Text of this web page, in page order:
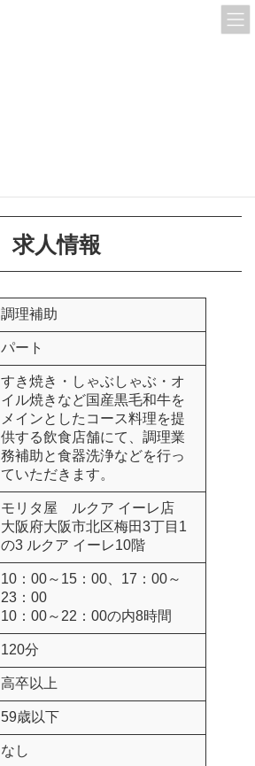
求人情報
調理補助
パート
すき焼き・しゃぶしゃぶ・オ
イル焼きなど国産黒毛和牛を
メインとしたコース料理を提
供する飲食店舗にて、調理業
務補助と食器洗浄などを行っ
ていただきます。
モリタ屋 ルクア イーレ店
大阪府大阪市北区梅田3丁目1
の3 ルクア イーレ10階
10：00～15：00、17：00～
23：00
10：00～22：00の内8時間
120分
高卒以上
59歳以下
なし